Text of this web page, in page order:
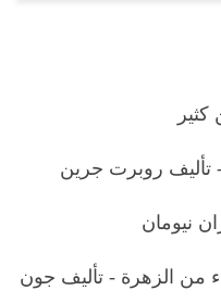
كثير
تأليف روبرت جرين
نيومان
من الزهرة - تأليف جون